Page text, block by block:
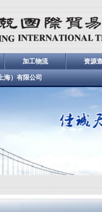
加工物流 资源
海）有限公司